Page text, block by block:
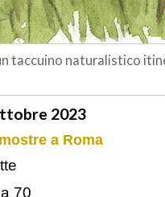
taccuino naturalistico
2023
a Roma
70